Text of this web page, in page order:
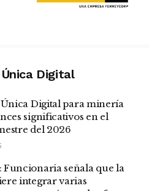
Digital
Digital para minería
significativos en el
del 2026
Funcionaria señala que la
integrar varias